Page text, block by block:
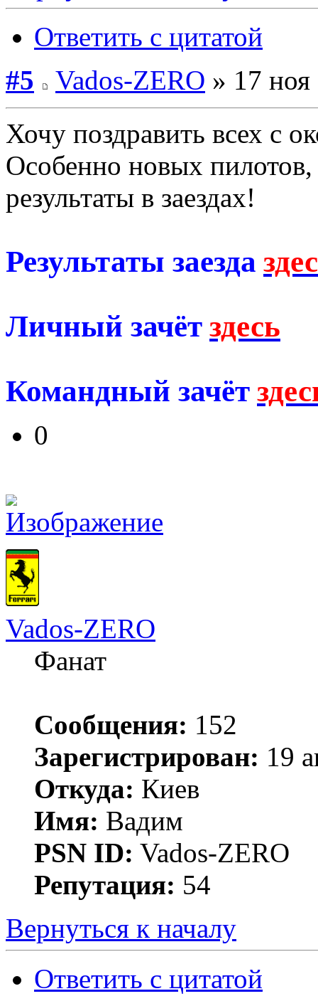
Ответить с цитатой
#5
Vados-ZERO » 17
Хочу поздравить всех с
Особенно новых пилотов,
результаты в заездах!
Результаты заезда
Личный зачёт здесь
Командный зачёт
0
Vados-ZERO
Фанат
Сообщения: 152
Зарегистрирован: 19
Откуда: Киев
Имя: Вадим
PSN ID: Vados-ZERO
Репутация: 54
Вернуться к началу
Ответить с цитатой